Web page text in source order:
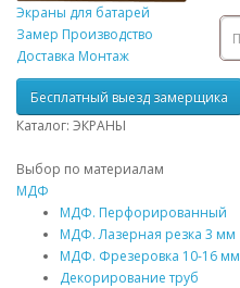
Экраны для батарей
Замер Производство
Доставка Монтаж
Бесплатный выезд замерщика
Каталог: ЭКРАНЫ
Выбор по материалам
МДФ
МДФ. Перфорированный
МДФ. Лазерная резка 3 мм
МДФ. Фрезеровка 10-16 мм
Декорирование труб